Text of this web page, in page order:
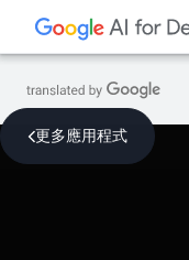
更多應用程式